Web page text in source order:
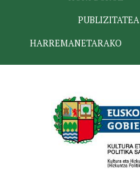
PUBLIZITATEA
HARREMANETARAKO